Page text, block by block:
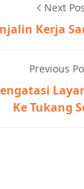
Next
Kerja
Previous
Ke Tukang